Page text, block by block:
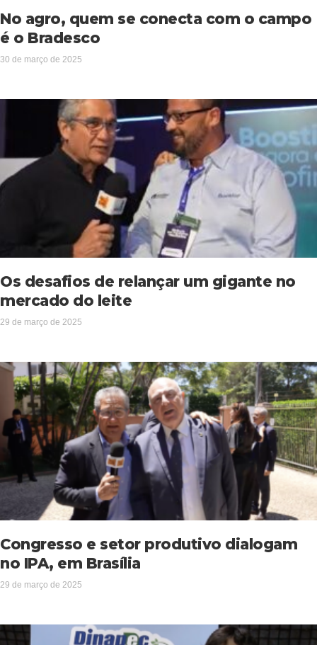
No agro, quem se conecta com o campo
é o Bradesco
30 de março de 2025
Os desafios de relançar um gigante no
mercado do leite
29 de março de 2025
Congresso e setor produtivo dialogam
no IPA, em Brasília
29 de março de 2025